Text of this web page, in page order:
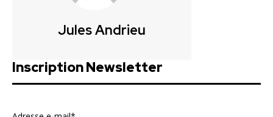
Jules Andrieu
Inscription Newsletter